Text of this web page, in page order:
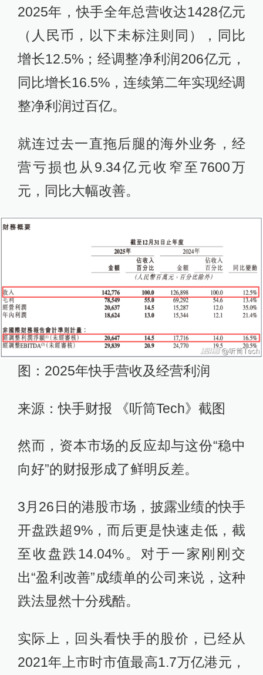
2025年，快手全年总营收达1428亿元
（人民币，以下未标注则同），同比
增长12.5%；经调整净利润206亿元，
同比增长16.5%，连续第二年实现经调
整净利润过百亿。
就连过去一直拖后腿的海外业务，经
营亏损也从9.34亿元收窄至7600万
元，同比大幅改善。
图：2025年快手营收及经营利润
来源：快手财报 《听筒Tech》截图
然而，资本市场的反应却与这份“稳中
向好”的财报形成了鲜明反差。
3月26日的港股市场，披露业绩的快手
开盘跌超9%，而后更是快速走低，截
至收盘跌14.04%。对于一家刚刚交
出“盈利改善”成绩单的公司来说，这种
跌法显然十分残酷。
实际上，回头看快手的股价，已经从
2021年上市时市值最高1.7万亿港元，